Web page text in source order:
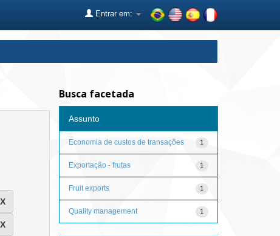
Entrar em:
Busca facetada
Assunto
1
Economia de custos de transações
1
Exportação - frutas
1
Fruit exports
1
Quality management